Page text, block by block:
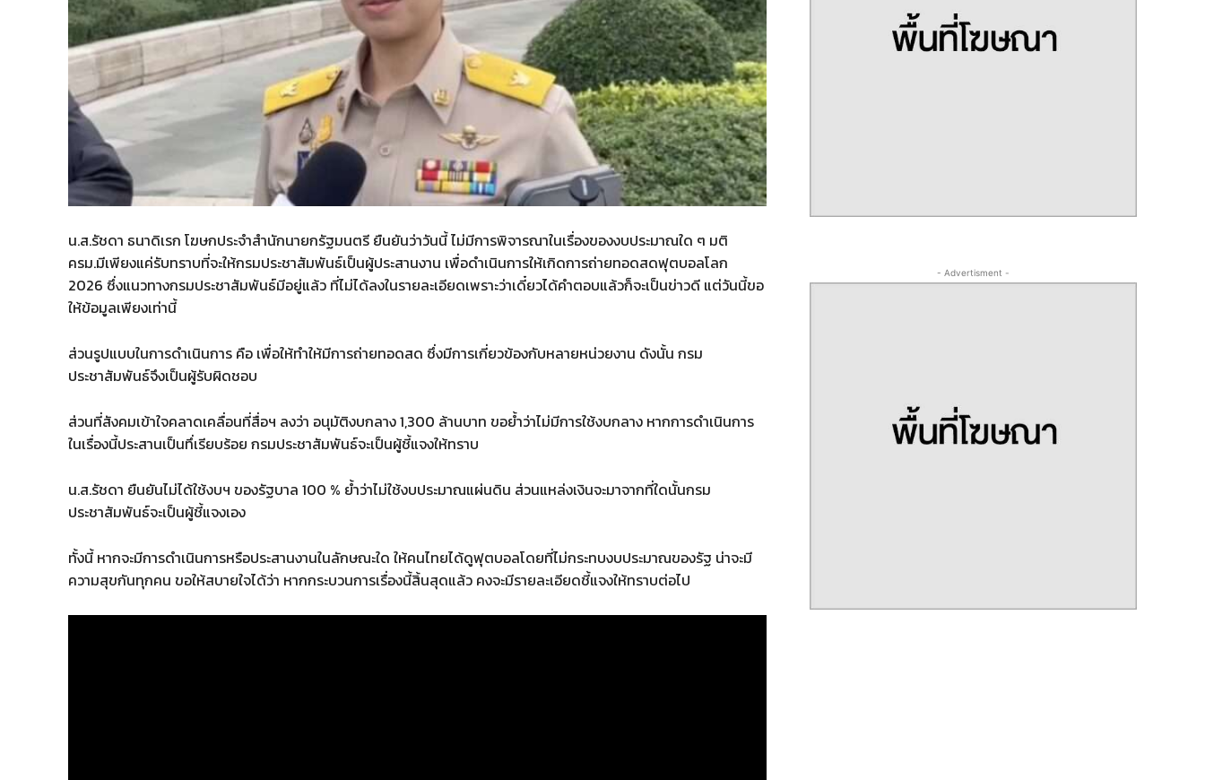
น.ส.รัชดา ธนาดิเรก โฆษกประจำสำนักนายกรัฐมนตรี ยืนยันว่าวันนี้ ไม่มีการพิจารณาในเรื่องของงบประมาณใด ๆ มติ
ครม.มีเพียงแค่รับทราบที่จะให้กรมประชาสัมพันธ์เป็นผู้ประสานงาน เพื่อดำเนินการให้เกิดการถ่ายทอดสดฟุตบอลโลก
2026 ซึ่งแนวทางกรมประชาสัมพันธ์มีอยู่แล้ว ที่ไม่ได้ลงในรายละเอียดเพราะว่าเดี๋ยวได้คำตอบแล้วก็จะเป็นข่าวดี แต่วันนี้ขอ
ให้ข้อมูลเพียงเท่านี้
ส่วนรูปแบบในการดำเนินการ คือ เพื่อให้ทำให้มีการถ่ายทอดสด ซึ่งมีการเกี่ยวข้องกับหลายหน่วยงาน ดังนั้น กรม
ประชาสัมพันธ์จึงเป็นผู้รับผิดชอบ
ส่วนที่สังคมเข้าใจคลาดเคลื่อนที่สื่อฯ ลงว่า อนุมัติงบกลาง 1,300 ล้านบาท ขอย้ำว่าไม่มีการใช้งบกลาง หากการดำเนินการ
ในเรื่องนี้ประสานเป็นทึ่เรียบร้อย กรมประชาสัมพันธ์จะเป็นผู้ชี้แจงให้ทราบ
น.ส.รัชดา ยืนยันไม่ได้ใช้งบฯ ของรัฐบาล 100 % ย้ำว่าไม่ใช้งบประมาณแผ่นดิน ส่วนแหล่งเงินจะมาจากที่ใดนั้นกรม
ประชาสัมพันธ์จะเป็นผู้ชี้แจงเอง
ทั้งนี้ หากจะมีการดำเนินการหรือประสานงานในลักษณะใด ให้คนไทยได้ดูฟุตบอลโดยที่ไม่กระทบงบประมาณของรัฐ น่าจะมี
ความสุขกันทุกคน ขอให้สบายใจได้ว่า หากกระบวนการเรื่องนี้สิ้นสุดแล้ว คงจะมีรายละเอียดชี้แจงให้ทราบต่อไป
- Advertisment -